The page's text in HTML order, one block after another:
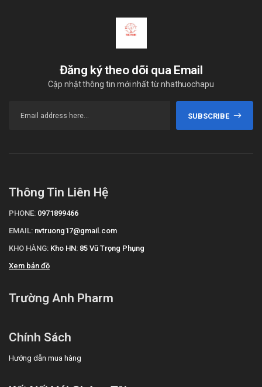
Đăng ký theo dõi qua Email
Cập nhật thông tin mới nhất từ nhathuochapu
SUBSCRIBE
Thông Tin Liên Hệ
PHONE: 0971899466
EMAIL: nvtruong17@gmail.com
KHO HÀNG: Kho HN: 85 Vũ Trọng Phụng
Xem bản đồ
Trường Anh Pharm
Chính Sách
Hướng dẫn mua hàng